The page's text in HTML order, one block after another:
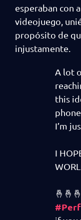
esperaban con
videojuego,
propósito de
injustamente.
A lot
this
I’m
I
🤞🤞🤞